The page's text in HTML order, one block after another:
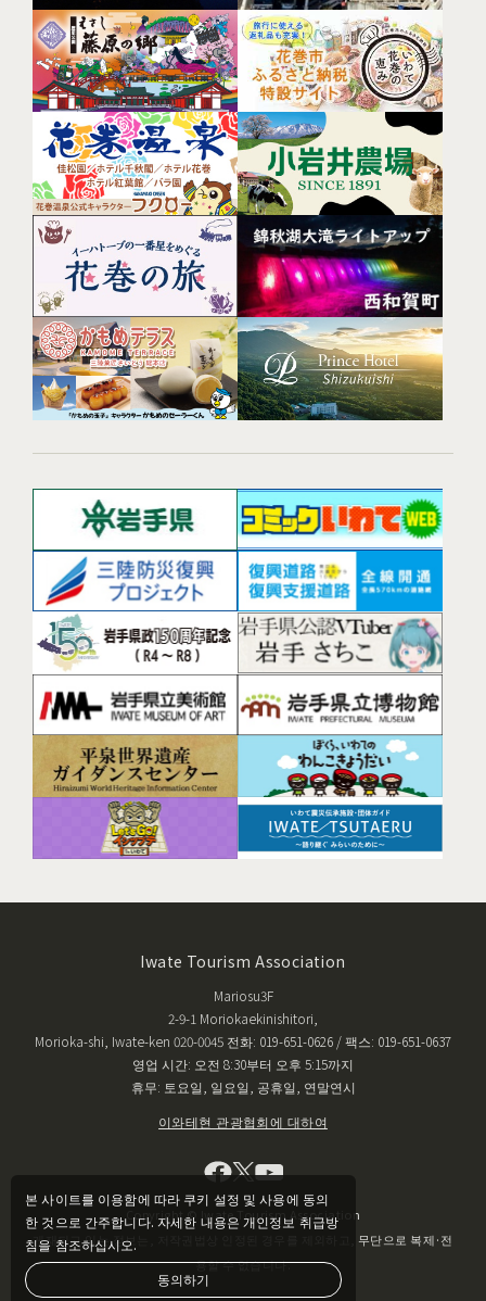
본 사이트를 이용함에 따라 쿠키 설정 및 사용에 동의
한 것으로 간주합니다. 자세한 내용은 개인정보 취급방
침을 참조하십시오.
동의하기
Iwate Tourism Association
Mariosu3F
2-9-1 Moriokaekinishitori,
Morioka-shi, Iwate-ken 020-0045 전화: 019-651-0626 / 팩스: 019-651-0637
영업 시간: 오전 8:30부터 오후 5:15까지
휴무: 토요일, 일요일, 공휴일, 연말연시
이와테현 관광협회에 대하여
Copyright © Iwate Tourism Association
게재되고 있는 정보는, 저작권법상 인정된 경우를 제외하고, 무단으로 복제·전
용할 수 없습니다.